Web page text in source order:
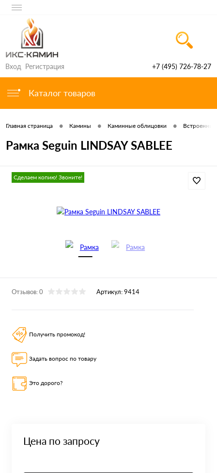
Вход Регистрация +7 (495) 726-78-27
Каталог товаров
Главная страница • Камины • Каминные облицовки •
Рамка Seguin LINDSAY SABLEE
Сделаем копию! Звоните!
Отзывов: 0 Артикул:9414
Получить промокод!
Задать вопрос по товару
Это дорого?
Цена по запросу